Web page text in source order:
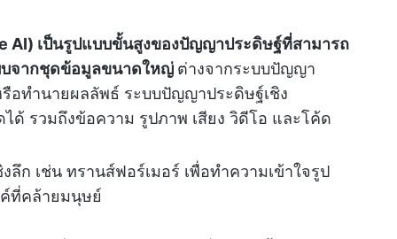
AI) เป็นรูปแบบขั้นสูงของปัญญาประดิษฐ์ที่สามารถ
บจากชุดข้อมูลขนาดใหญ่ ต่างจากระบบปัญญา
อทำนายผลลัพธ์ ระบบปัญญาประดิษฐ์เชิง
ด้ รวมถึงข้อความ รูปภาพ เสียง วิดีโอ และโค้ด
ลึก เช่น ทรานส์ฟอร์เมอร์ เพื่อทำความเข้าใจรูป
ค์ที่คล้ายมนุษย์